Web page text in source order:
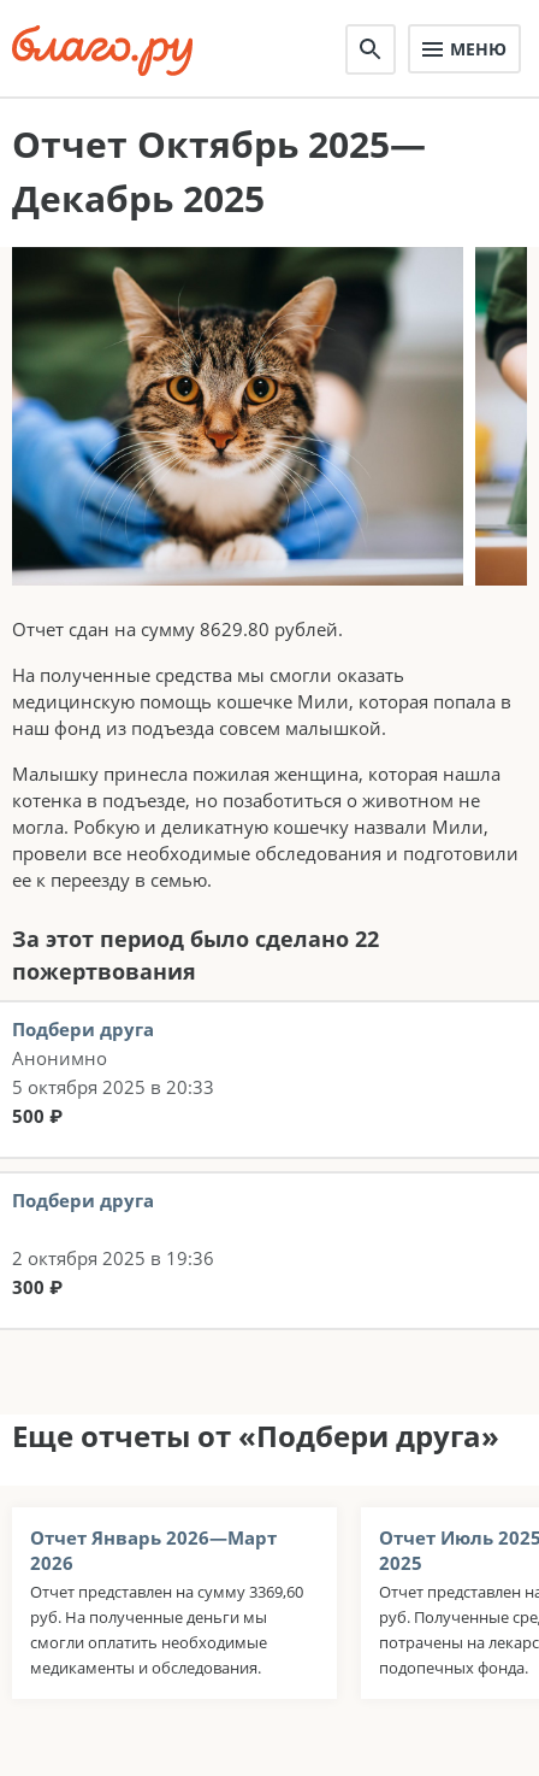
МЕНЮ
Отчет Октябрь 2025—
Декабрь 2025
Отчет сдан на сумму 8629.80 рублей.
На полученные средства мы смогли оказать
медицинскую помощь кошечке Мили, которая попала в
наш фонд из подъезда совсем малышкой.
Малышку принесла пожилая женщина, которая нашла
котенка в подъезде, но позаботиться о животном не
могла. Робкую и деликатную кошечку назвали Мили,
провели все необходимые обследования и подготовили
ее к переезду в семью.
За этот период было сделано 22
пожертвования
Подбери друга
Анонимно
5 октября 2025 в 20:33
500 ₽
Подбери друга
2 октября 2025 в 19:36
300 ₽
Еще отчеты от «Подбери друга»
Отчет Январь 2026—Март
2026
Отчет представлен на сумму 3369,60
руб. На полученные деньги мы
смогли оплатить необходимые
медикаменты и обследования.
Отчет Июль
2025
Отчет представлен
руб. Полученные
потрачены на
подопечных фонда.